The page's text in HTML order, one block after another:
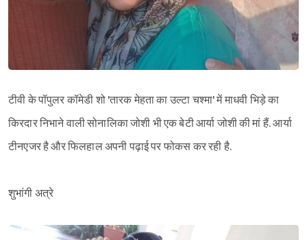
टीवी के पॉपुलर कॉमेडी शो 'तारक मेहता का उल्टा चश्मा' में माधवी भिड़े का
किरदार निभाने वाली सोनालिका जोशी भी एक बेटी आर्या जोशी की मां हैं. आर्या
टीनएजर है और फिलहाल अपनी पढ़ाई पर फोकस कर रही है.
शुभांगी अत्रे